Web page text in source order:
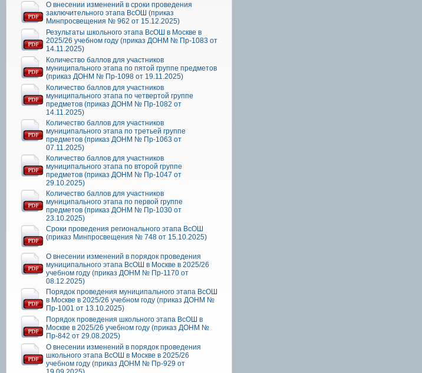
О внесении изменений в сроки проведения
заключительного этапа ВсОШ (приказ
Минпросвещения № 962 от 15.12.2025)
Результаты школьного этапа ВсОШ в Москве в
2025/26 учебном году (приказ ДОНМ № Пр-1083 от
14.11.2025)
Количество баллов для участников
муниципального этапа по пятой группе предметов
(приказ ДОНМ № Пр-1098 от 19.11.2025)
Количество баллов для участников
муниципального этапа по четвертой группе
предметов (приказ ДОНМ № Пр-1082 от
14.11.2025)
Количество баллов для участников
муниципального этапа по третьей группе
предметов (приказ ДОНМ № Пр-1063 от
07.11.2025)
Количество баллов для участников
муниципального этапа по второй группе
предметов (приказ ДОНМ № Пр-1047 от
29.10.2025)
Количество баллов для участников
муниципального этапа по первой группе
предметов (приказ ДОНМ № Пр-1030 от
23.10.2025)
Сроки проведения регионального этапа ВсОШ
(приказ Минпросвещения № 748 от 15.10.2025)
О внесении изменений в порядок проведения
муниципального этапа ВсОШ в Москве в 2025/26
учебном году (приказ ДОНМ № Пр-1170 от
08.12.2025)
Порядок проведения муниципального этапа ВсОШ
в Москве в 2025/26 учебном году (приказ ДОНМ №
Пр-1001 от 13.10.2025)
Порядок проведения школьного этапа ВсОШ в
Москве в 2025/26 учебном году (приказ ДОНМ №
Пр-842 от 29.08.2025)
О внесении изменений в порядок проведения
школьного этапа ВсОШ в Москве в 2025/26
учебном году (приказ ДОНМ № Пр-929 от